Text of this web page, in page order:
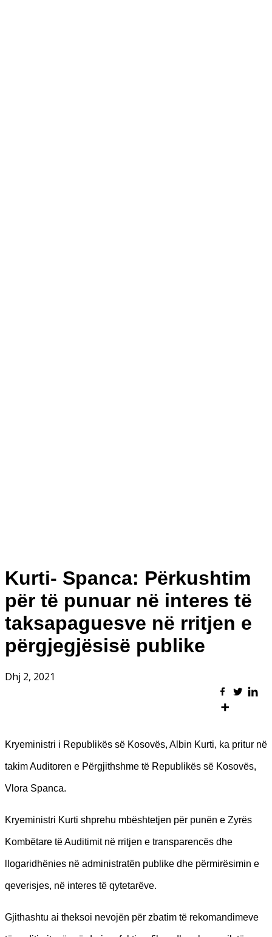
Kurti- Spanca: Përkushtim
për të punuar në interes të
taksapaguesve në rritjen e
përgjegjësisë publike
Dhj 2, 2021
Kryeministri i Republikës së Kosovës, Albin Kurti, ka pritur në
takim Auditoren e Përgjithshme të Republikës së Kosovës,
Vlora Spanca.
Kryeministri Kurti shprehu mbështetjen për punën e Zyrës
Kombëtare të Auditimit në rritjen e transparencës dhe
llogaridhënies në administratën publike dhe përmirësimin e
qeverisjes, në interes të qytetarëve.
Gjithashtu ai theksoi nevojën për zbatim të rekomandimeve